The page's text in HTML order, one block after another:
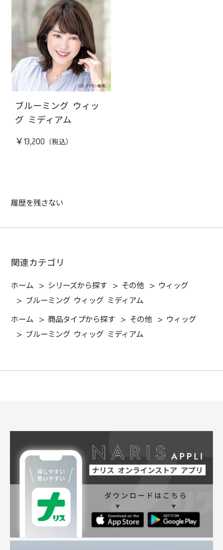
ブルーミング ウィッ
グ ミディアム
￥13,200
履歴を残さない
関連カテゴリ
ホーム > シリーズから探す > その他 >
ウィッグ
>
ブルーミング ウィッグ ミディアム
ホーム > 商品タイプから探す > その他 >
ウィッグ
>
ブルーミング ウィッグ ミディアム